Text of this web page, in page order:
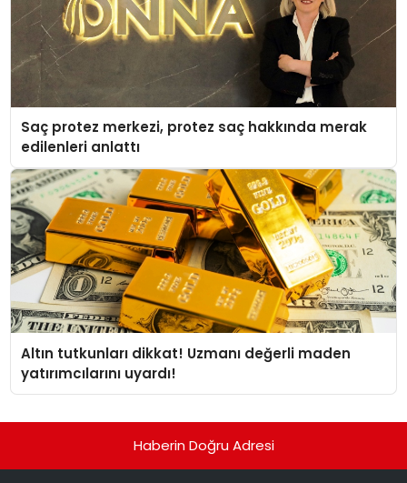
Saç protez merkezi, protez saç hakkında merak
edilenleri anlattı
Altın tutkunları dikkat! Uzmanı değerli maden
yatırımcılarını uyardı!
Haberin Doğru Adresi